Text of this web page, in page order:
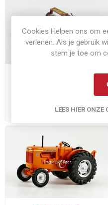
Exclusiefverzenden
Cookies Helpen ons om
verlenen. Als je gebruik
stem je toe om
LEES HIER ONZE